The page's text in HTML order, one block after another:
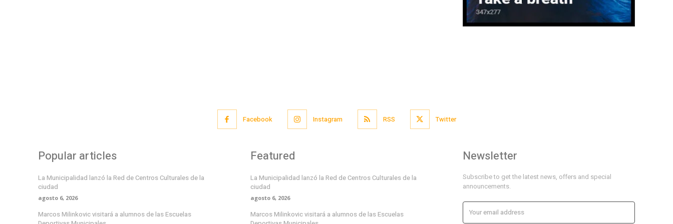
Facebook Instagram RSS Twitter
Popular articles
La Municipalidad lanzó la Red de Centros Culturales de la
ciudad
agosto 6, 2026
Marcos Milinkovic visitará a alumnos de las Escuelas
Featured
La Municipalidad lanzó la Red de Centros Culturales de la
ciudad
agosto 6, 2026
Marcos Milinkovic visitará a alumnos de las Escuelas
Newsletter
Subscribe to get the latest news, offers and special
announcements.